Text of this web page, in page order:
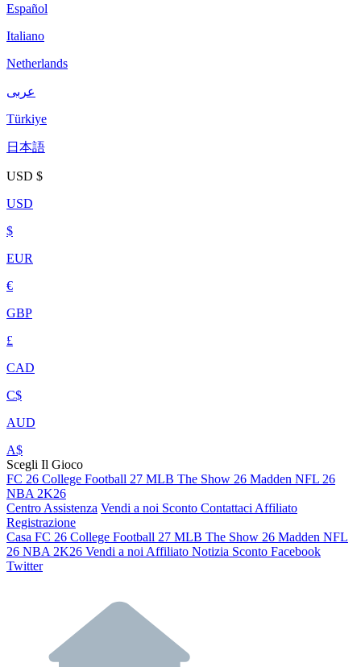
Español
Italiano
Netherlands
عربى
Türkiye
日本語
USD $
USD
$
EUR
€
GBP
£
CAD
C$
AUD
A$
Scegli Il Gioco
FC 26 College Football 27 MLB The Show 26 Madden NFL 26
NBA 2K26
Centro Assistenza Vendi a noi Sconto Contattaci Affiliato
Registrazione
Casa FC 26 College Football 27 MLB The Show 26 Madden NFL
26 NBA 2K26 Vendi a noi Affiliato Notizia Sconto Facebook
Twitter